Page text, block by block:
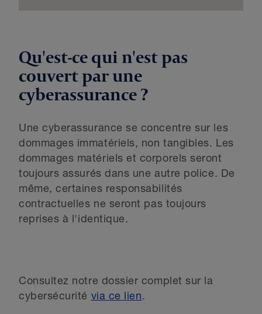
Qu'est-ce qui n'est pas
couvert par une
cyberassurance ?
Une cyberassurance se concentre sur les
dommages immatériels, non tangibles. Les
dommages matériels et corporels seront
toujours assurés dans une autre police. De
même, certaines responsabilités
contractuelles ne seront pas toujours
reprises à l'identique.
Consultez notre dossier complet sur la
cybersécurité via ce lien.